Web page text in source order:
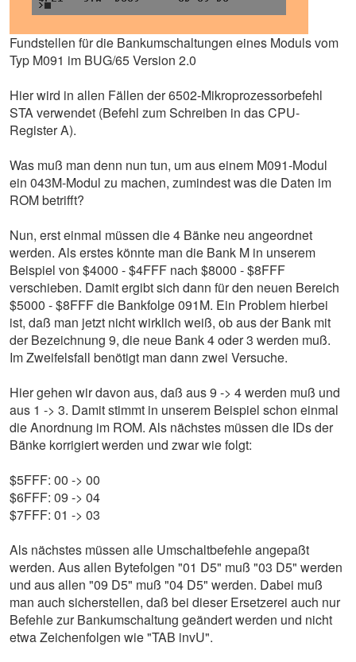
Fundstellen für die Bankumschaltungen eines Moduls vom
Typ M091 im BUG/65 Version 2.0
Hier wird in allen Fällen der 6502-Mikroprozessorbefehl
STA verwendet (Befehl zum Schreiben in das CPU-
Register A).
Was muß man denn nun tun, um aus einem M091-Modul
ein 043M-Modul zu machen, zumindest was die Daten im
ROM betrifft?
Nun, erst einmal müssen die 4 Bänke neu angeordnet
werden. Als erstes könnte man die Bank M in unserem
Beispiel von $4000 - $4FFF nach $8000 - $8FFF
verschieben. Damit ergibt sich dann für den neuen Bereich
$5000 - $8FFF die Bankfolge 091M. Ein Problem hierbei
ist, daß man jetzt nicht wirklich weiß, ob aus der Bank mit
der Bezeichnung 9, die neue Bank 4 oder 3 werden muß.
Im Zweifelsfall benötigt man dann zwei Versuche.
Hier gehen wir davon aus, daß aus 9 -> 4 werden muß und
aus 1 -> 3. Damit stimmt in unserem Beispiel schon einmal
die Anordnung im ROM. Als nächstes müssen die IDs der
Bänke korrigiert werden und zwar wie folgt:
$5FFF: 00 -> 00
$6FFF: 09 -> 04
$7FFF: 01 -> 03
Als nächstes müssen alle Umschaltbefehle angepaßt
werden. Aus allen Bytefolgen "01 D5" muß "03 D5" werden
und aus allen "09 D5" muß "04 D5" werden. Dabei muß
man auch sicherstellen, daß bei dieser Ersetzerei auch nur
Befehle zur Bankumschaltung geändert werden und nicht
etwa Zeichenfolgen wie "TAB invU".